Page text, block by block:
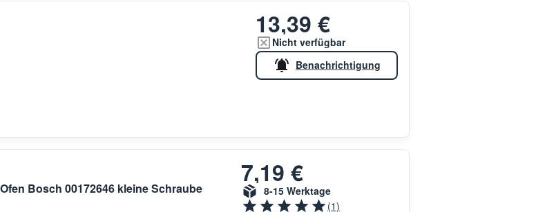
13,39 €
Nicht verfügbar
Benachrichtigung
Bosch 00172646 kleine Schraube
7,19 €
8-15 Werktage
(1)